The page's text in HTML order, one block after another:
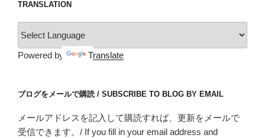
TRANSLATION
Powered by Translate
ブログをメールで購読 / SUBSCRIBE TO BLOG BY EMAIL
メールアドレスを記入して購読すれば、更新をメールで
受信できます。/ If you fill in your email address and